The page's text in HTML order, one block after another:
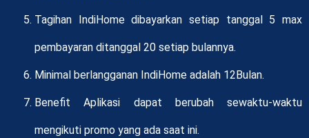
Tagihan IndiHome dibayarkan setiap tanggal 5 max
pembayaran ditanggal 20 setiap bulannya.
Minimal berlangganan IndiHome adalah 12Bulan.
Benefit Aplikasi dapat berubah sewaktu-waktu
mengikuti promo yang ada saat ini.